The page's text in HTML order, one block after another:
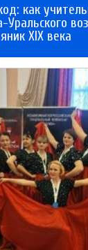
как
Уральского
XIX века